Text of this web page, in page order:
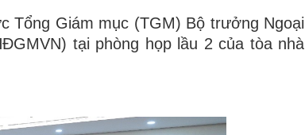
Tổng Giám mục (TGM) Bộ trưởng Ngoại
tại phòng họp lầu 2 của tòa nhà